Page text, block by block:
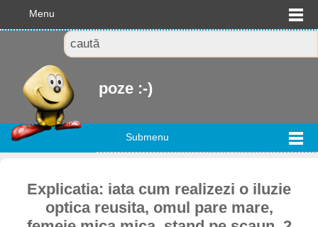
Menu
poze :-)
Submenu
Explicatia: iata cum realizezi o iluzie
optica reusita, omul pare mare,